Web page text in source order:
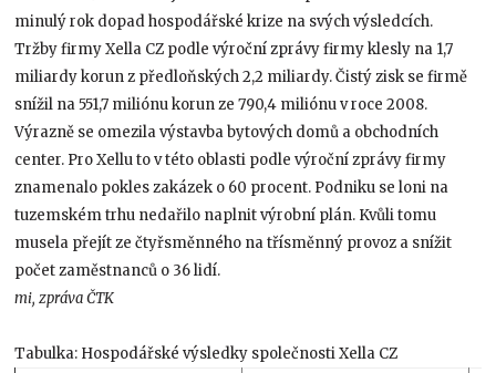
minulý rok dopad hospodářské krize na svých výsledcích.
Tržby firmy Xella CZ podle výroční zprávy firmy klesly na 1,7
miliardy korun z předloňských 2,2 miliardy. Čistý zisk se firmě
snížil na 551,7 miliónu korun ze 790,4 miliónu v roce 2008.
Výrazně se omezila výstavba bytových domů a obchodních
center. Pro Xellu to v této oblasti podle výroční zprávy firmy
znamenalo pokles zakázek o 60 procent. Podniku se loni na
tuzemském trhu nedařilo naplnit výrobní plán. Kvůli tomu
musela přejít ze čtyřsměnného na třísměnný provoz a snížit
počet zaměstnanců o 36 lidí.
mi, zpráva ČTK
Tabulka: Hospodářské výsledky společnosti Xella CZ